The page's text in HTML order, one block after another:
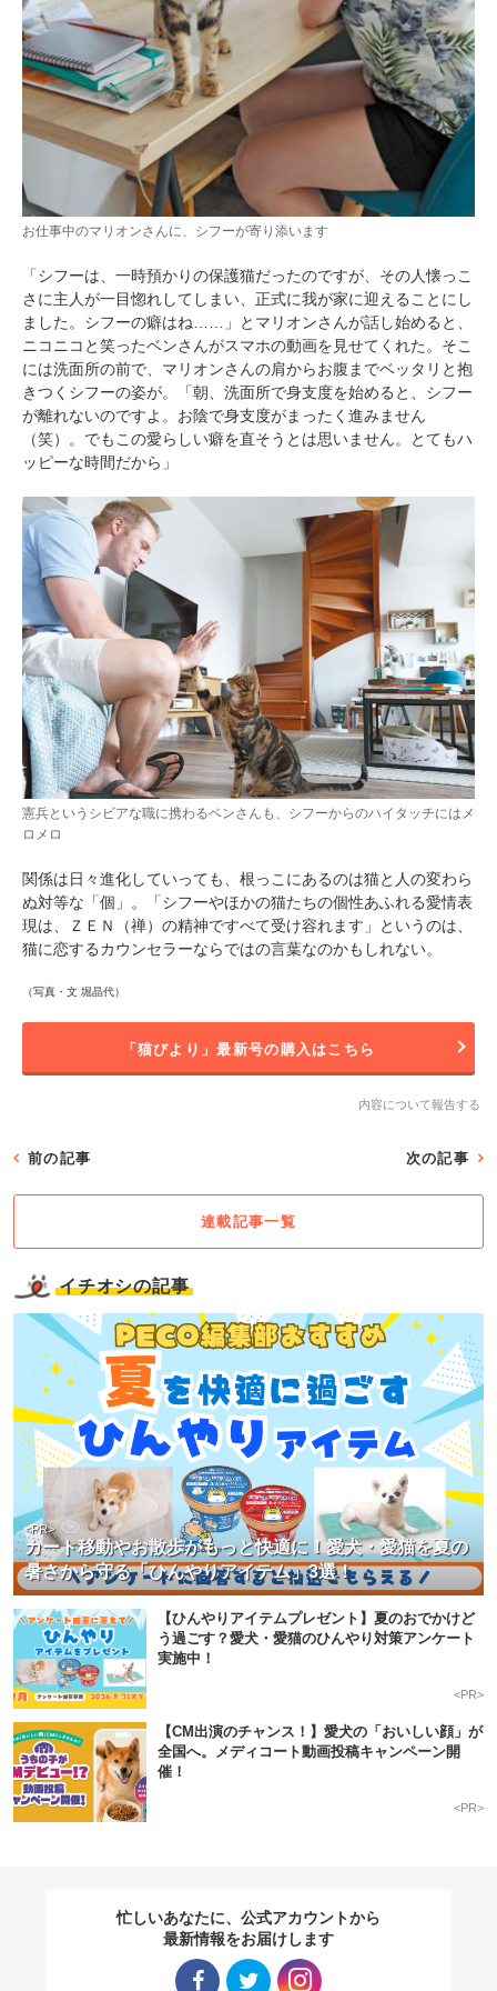
お仕事中のマリオンさんに、シフーが寄り添います
「シフーは、一時預かりの保護猫だったのですが、その人懐っこ
さに主人が一目惚れしてしまい、正式に我が家に迎えることにし
ました。シフーの癖はね……」とマリオンさんが話し始めると、
ニコニコと笑ったベンさんがスマホの動画を見せてくれた。そこ
には洗面所の前で、マリオンさんの肩からお腹までベッタリと抱
きつくシフーの姿が。「朝、洗面所で身支度を始めると、シフー
が離れないのですよ。お陰で身支度がまったく進みません
（笑）。でもこの愛らしい癖を直そうとは思いません。とてもハ
ッピーな時間だから」
憲兵というシビアな職に携わるベンさんも、シフーからのハイタッチにはメ
ロメロ
関係は日々進化していっても、根っこにあるのは猫と人の変わら
ぬ対等な「個」。「シフーやほかの猫たちの個性あふれる愛情表
現は、ＺＥＮ（禅）の精神ですべて受け容れます」というのは、
猫に恋するカウンセラーならではの言葉なのかもしれない。
（写真・文 堀晶代）
「猫びより」最新号の購入はこちら
内容について報告する
前の記事 次の記事
連載記事一覧
イチオシの記事
カート移動やお散歩がもっと快適に！愛犬・愛猫を夏の
暑さから守る「ひんやりアイテム」3選！
<PR>
【ひんやりアイテムプレゼント】夏のおでかけど
う過ごす？愛犬・愛猫のひんやり対策アンケート
実施中！
<PR>
【CM出演のチャンス！】愛犬の「おいしい顔」が
全国へ。メディコート動画投稿キャンペーン開
催！
<PR>
忙しいあなたに、公式アカウントから
最新情報をお届けします